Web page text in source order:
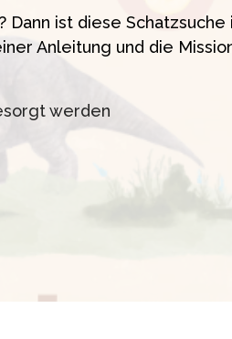
ist diese
Anleitung und die
werden